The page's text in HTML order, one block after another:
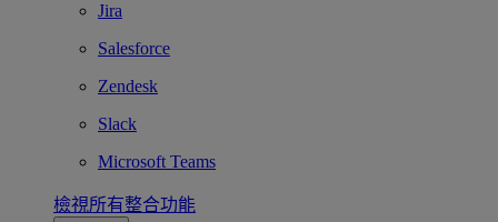
Jira
Salesforce
Zendesk
Slack
Microsoft Teams
檢視所有整合功能